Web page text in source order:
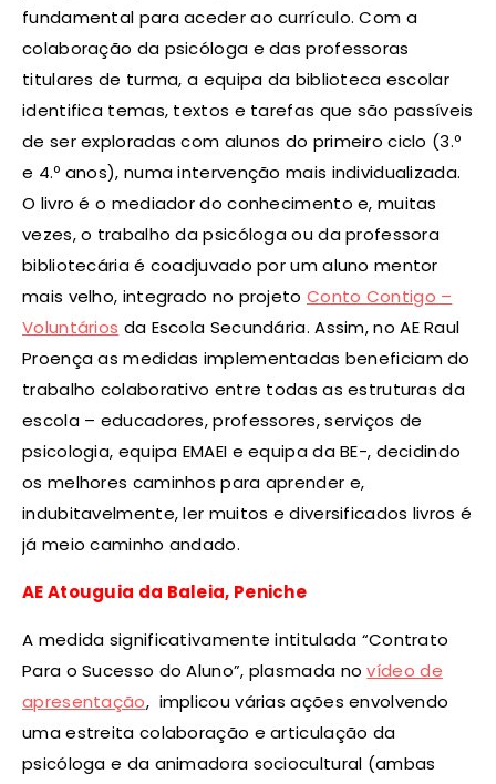
fundamental para aceder ao currículo. Com a
colaboração da psicóloga e das professoras
titulares de turma, a equipa da biblioteca escolar
identifica temas, textos e tarefas que são passíveis
de ser exploradas com alunos do primeiro ciclo (3.º
e 4.º anos), numa intervenção mais individualizada.
O livro é o mediador do conhecimento e, muitas
vezes, o trabalho da psicóloga ou da professora
bibliotecária é coadjuvado por um aluno mentor
mais velho, integrado no projeto Conto Contigo –
Voluntários da Escola Secundária. Assim, no AE Raul
Proença as medidas implementadas beneficiam do
trabalho colaborativo entre todas as estruturas da
escola – educadores, professores, serviços de
psicologia, equipa EMAEI e equipa da BE-, decidindo
os melhores caminhos para aprender e,
indubitavelmente, ler muitos e diversificados livros é
já meio caminho andado.
AE Atouguia da Baleia, Peniche
A medida significativamente intitulada “Contrato
Para o Sucesso do Aluno”, plasmada novídeo de
apresentação, implicou várias ações envolvendo
uma estreita colaboração e articulação da
psicóloga e da animadora sociocultural (ambas